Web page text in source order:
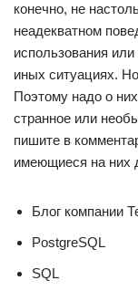
конечно, не
неадекватном
использования
иных ситуациях.
Поэтому надо о
странное или
пишите в
имеющиеся на них
Блог компании
PostgreSQL
SQL